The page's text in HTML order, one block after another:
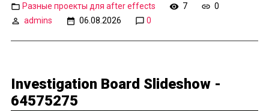
Разные проекты для after effects 7
0
admins
06.08.2026 0
Investigation Board Slideshow -
64575275